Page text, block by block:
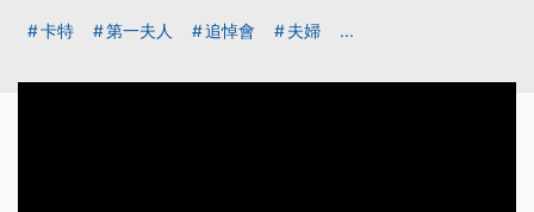
卡特 第一夫人 追悼會 夫婦 ...